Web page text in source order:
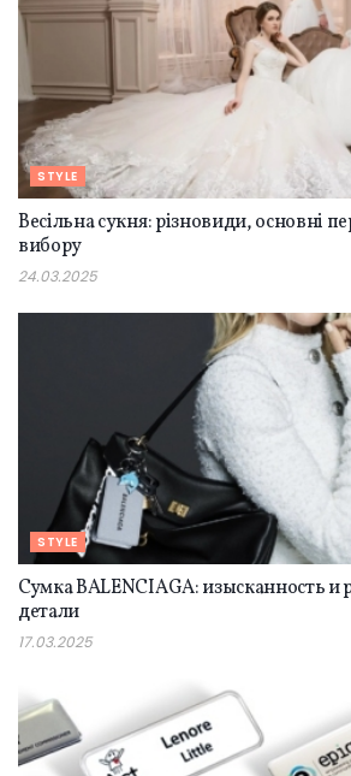
STYLE
Весільна сукня: різновиди, основні
вибору
24.03.2025
STYLE
Сумка BALENCIAGA: изысканность
детали
17.03.2025